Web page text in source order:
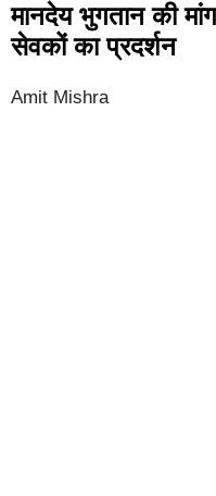
मानदेय भुगतान की
सेवकों का प्रदर्शन
Amit Mishra